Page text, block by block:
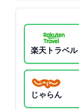
楽天トラベル
じゃらん